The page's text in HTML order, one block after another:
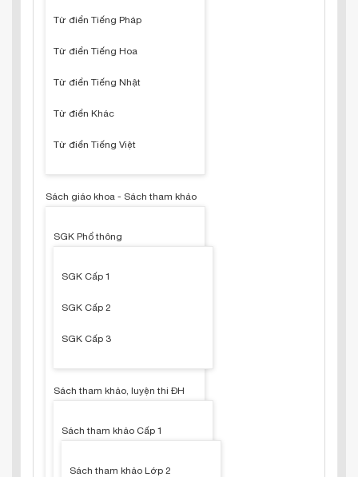
Từ điển Tiếng Pháp
Từ điển Tiếng Hoa
Từ điển Tiếng Nhật
Từ điển Khác
Từ điển Tiếng Việt
Sách giáo khoa - Sách tham khảo
SGK Phổ thông
SGK Cấp 1
SGK Cấp 2
SGK Cấp 3
Sách tham khảo, luyện thi ĐH
Sách tham khảo Cấp 1
Sách tham khảo Lớp 2